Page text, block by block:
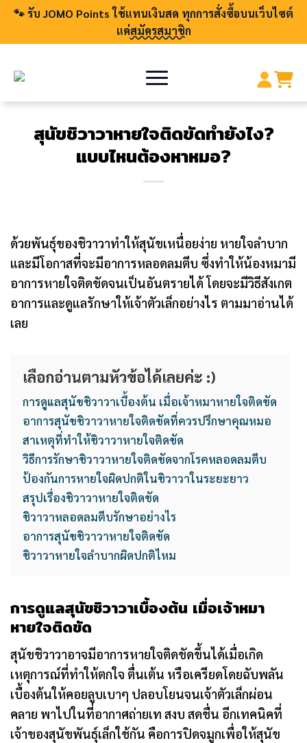
🐾 รับ JOMO Points ใช้แทนเงินสด ทุกการสั่งซื้อบนเว็บไซต์
แค่สมัครสมาชิก
สุนัขชิวาวาหายใจติดขัดทำยังไง?
แบบไหนต้องหาหมอ?
ด้วยพันธุ์ของชิวาวาทำให้สุนัขเหนื่อยง่าย หายใจลำบาก
และมีโอกาสที่จะมีอาการหลอดลมตีบ ซึ่งทำให้น้องหมามี
อาการหายใจติดขัดจนเป็นอันตรายได้ โดยจะมีวิธีสังเกต
อาการและดูแลรักษาให้เจ้าตัวเล็กอย่างไร ตามมาอ่านได้
เลย
เลือกอ่านตามหัวข้อได้เลยค่ะ :)
การดูแลสุนัขชิวาวาเบื้องต้น เมื่อเจ้าหมาหายใจติดขัด
อาการสุนัขชิวาวาหายใจติดขัดที่ควรปรึกษาคุณหมอ
สาเหตุที่ทำให้ชิวาวาหายใจติดขัด
วิธีการรักษาชิวาวาหายใจติดขัดจากโรคหลอดลมตีบ
ป้องกันการหายใจผิดปกติในชิวาวาในระยะยาว
สรุปเรื่องชิวาวาหายใจติดขัด
ชิวาวาหลอดลมตีบรักษาอย่างไร
อาการสุนัขชิวาวาหายใจติดขัด
ชิวาวาหายใจลำบากผิดปกติไหม
การดูแลสุนัขชิวาวาเบื้องต้น เมื่อเจ้าหมา
หายใจติดขัด
สุนัขชิวาวาอาจมีอาการหายใจติดขัดขึ้นได้เมื่อเกิด
เหตุการณ์ที่ทำให้ตกใจ ตื่นเต้น หรือเครียดโดยฉับพลัน
เบื้องต้นให้คอยลูบเบาๆ ปลอบโยนจนเจ้าตัวเล็กผ่อน
คลาย พาไปในที่อากาศถ่ายเท สงบ สดชื่น อีกเทคนิคที่
เจ้าของสุนัขพันธุ์เล็กใช้กัน คือการปิดจมูกเพื่อให้สุนัข